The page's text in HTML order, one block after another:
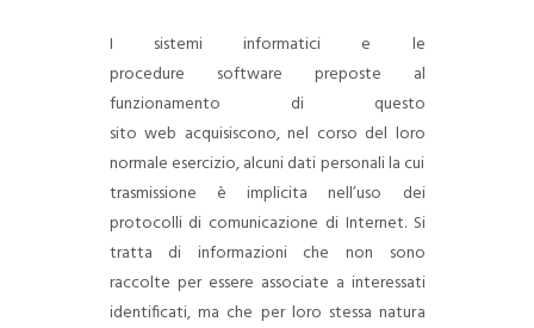
I sistemi informatici e le
procedure software preposte al
funzionamento di questo
sito web acquisiscono, nel corso del loro
normale esercizio, alcuni dati personali la cui
trasmissione è implicita nell’uso dei
protocolli di comunicazione di Internet.Si
tratta di informazioni che non sono
raccolte per essere associate a interessati
identificati, ma che per loro stessa natura